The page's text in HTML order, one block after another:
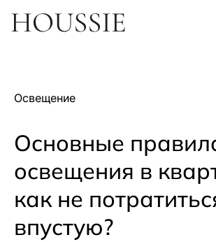
Освещение
Основные
освещения в
как не
впустую?